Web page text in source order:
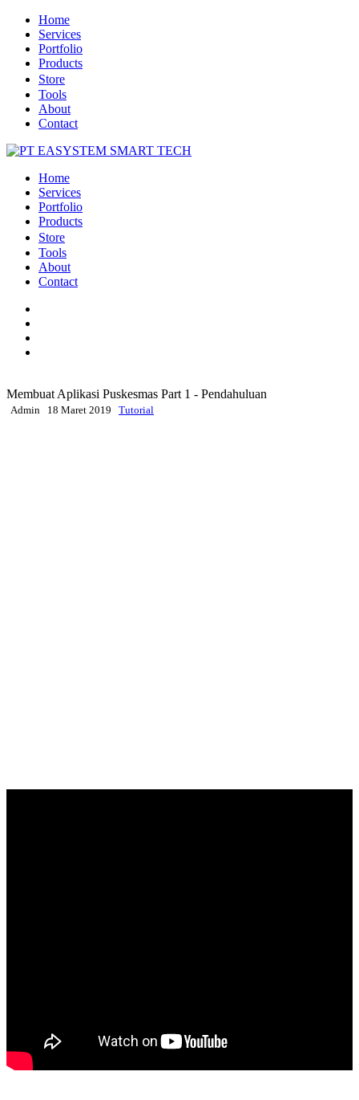
Home
Services
Portfolio
Products
Store
Tools
About
Contact
Home
Services
Portfolio
Products
Store
Tools
About
Contact
Membuat Aplikasi Puskesmas Part 1 - Pendahuluan
Admin 18 Maret 2019 Tutorial